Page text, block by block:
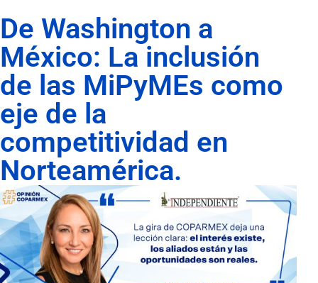
De Washington a
México: La inclusión
de las MiPyMEs como
eje de la
competitividad en
Norteamérica.